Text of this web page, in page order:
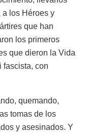
a los Héroes y
que han
los primeros
que dieron la Vida
fascista, con
quemando,
tomas de los
y asesinados. Y